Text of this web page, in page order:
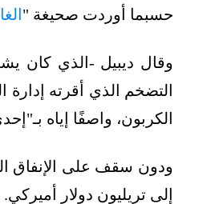
حسبما أوردت صحيغة "
وقال ديبيل -الذي كان
التضخم الذي أقرته
الكربون، واصفًا إياه
ودون سقف على الإنفاق
إلى تريليون دولار أميركي.